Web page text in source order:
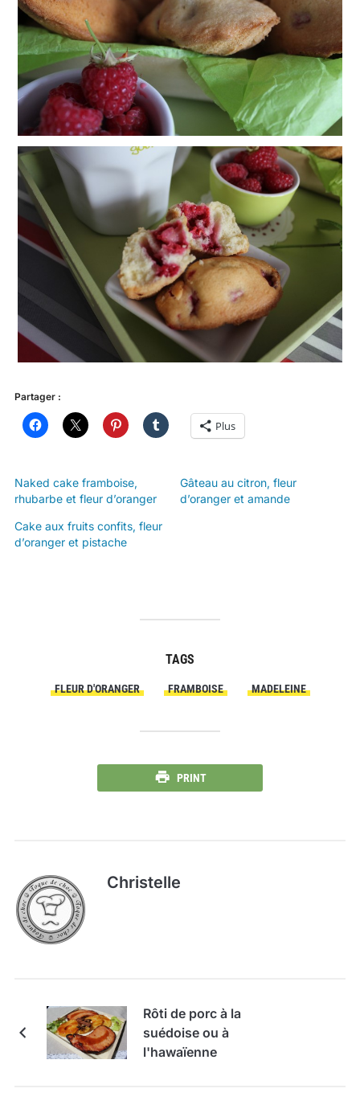
Partager :
Plus
Naked cake framboise,
rhubarbe et fleur d’oranger
Gâteau au citron, fleur
d’oranger et amande
Cake aux fruits confits, fleur
d’oranger et pistache
TAGS
FLEUR D'ORANGER FRAMBOISE MADELEINE
PRINT
Christelle
Rôti de porc à la
suédoise ou à
l'hawaïenne